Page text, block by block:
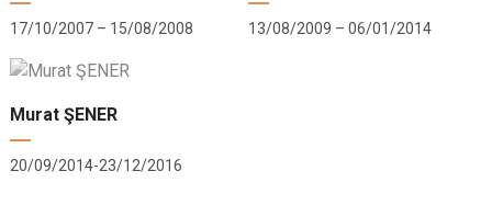
17/10/2007 – 15/08/2008 13/08/2009 – 06/01/2014
Murat ŞENER
20/09/2014-23/12/2016